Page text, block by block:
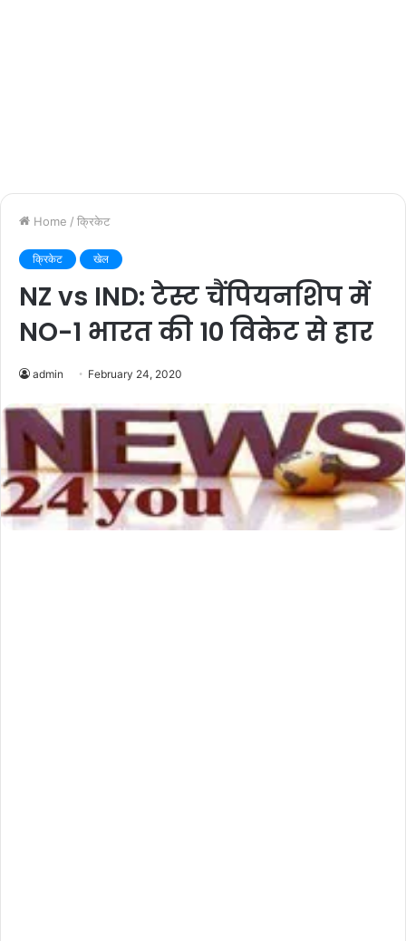
Home / क्रिकेट
क्रिकेट खेल
NZ vs IND: टेस्ट चैंपियनशिप में
NO-1 भारत की 10 विकेट से हार
admin February 24, 2020